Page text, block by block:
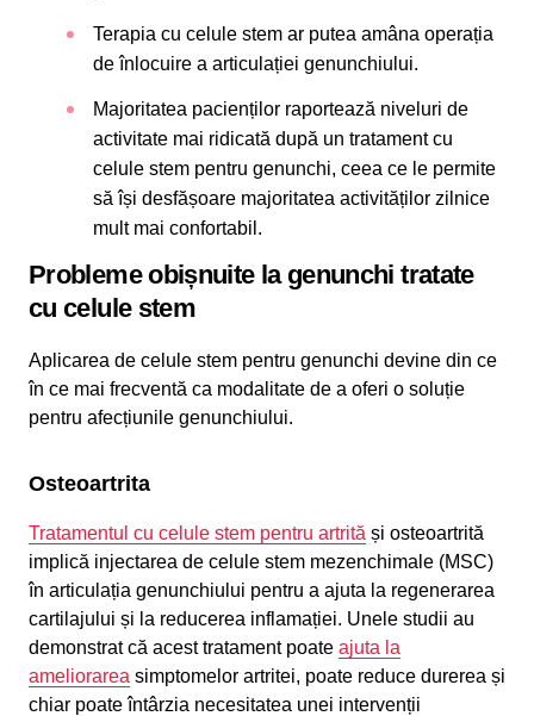
Terapia cu celule stem ar putea amâna operația
de înlocuire a articulației genunchiului.
Majoritatea pacienților raportează niveluri de
activitate mai ridicată după un tratament cu
celule stem pentru genunchi, ceea ce le permite
să își desfășoare majoritatea activităților zilnice
mult mai confortabil.
Probleme obișnuite la genunchi tratate
cu celule stem
Aplicarea de celule stem pentru genunchi devine din ce
în ce mai frecventă ca modalitate de a oferi o soluție
pentru afecțiunile genunchiului.
Osteoartrita
Tratamentul cu celule stem pentru artrită și osteoartrită
implică injectarea de celule stem mezenchimale (MSC)
în articulația genunchiului pentru a ajuta la regenerarea
cartilajului și la reducerea inflamației. Unele studii au
demonstrat că acest tratament poate ajuta la
ameliorarea simptomelor artritei, poate reduce durerea și
chiar poate întârzia necesitatea unei intervenții